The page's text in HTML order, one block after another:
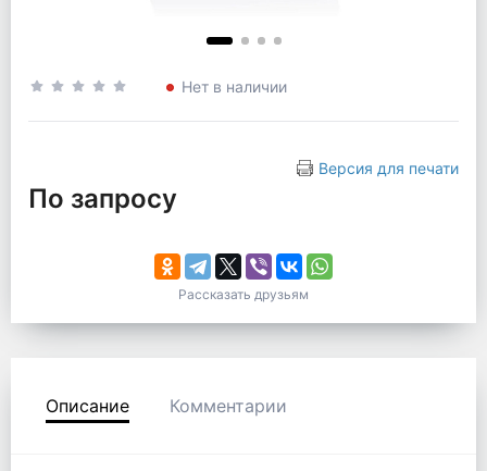
Нет в наличии
Версия для печати
По запросу
Рассказать друзьям
Описание Комментарии